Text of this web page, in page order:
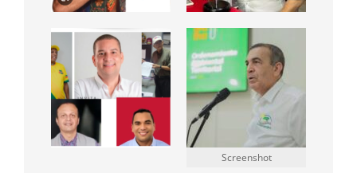
Screenshot